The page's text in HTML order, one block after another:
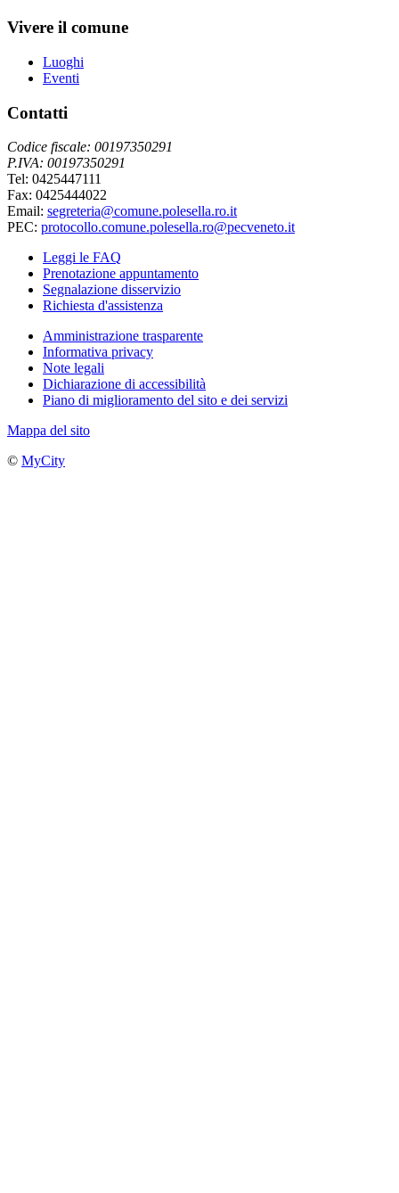
Vivere il comune
Luoghi
Eventi
Contatti
Codice fiscale: 00197350291
P.IVA: 00197350291
Tel: 0425447111
Fax: 0425444022
Email: segreteria@comune.polesella.ro.it
PEC: protocollo.comune.polesella.ro@pecveneto.it
Leggi le FAQ
Prenotazione appuntamento
Segnalazione disservizio
Richiesta d'assistenza
Amministrazione trasparente
Informativa privacy
Note legali
Dichiarazione di accessibilità
Piano di miglioramento del sito e dei servizi
Mappa del sito
© MyCity